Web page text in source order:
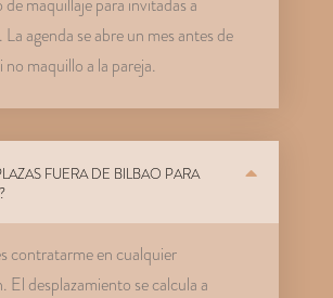
agenda se abre un mes antes de
no maquillo a la pareja.
FUERA DE BILBAO PARA
contratarme en cualquier
El desplazamiento se calcula a